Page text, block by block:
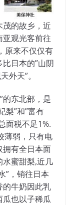
茂的故乡，近
亚观光客前往
原来不仅仅有
比日本的”山阴
外天”。
的东北部，是
梨”和”富有
面税不足1%.
薄弱，只有电
拥有全日本面
水蜜甜梨,近几
”，销往日本
的牛奶因此乳
也以子稀瓜